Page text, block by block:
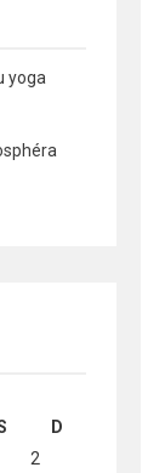
yoga
D
2